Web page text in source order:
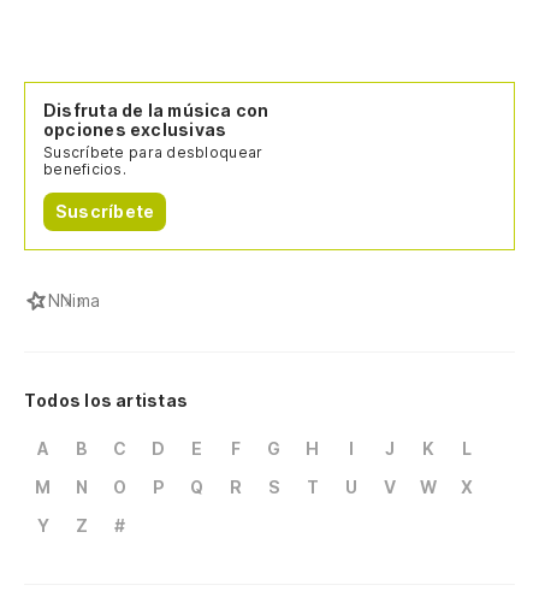
Disfruta de la música con
opciones exclusivas
Suscríbete para desbloquear
beneficios.
Suscríbete
NNima
Todos los artistas
A B C D E F G H I J K
L
M
N O P Q R S T U V W
X
Y
Z #